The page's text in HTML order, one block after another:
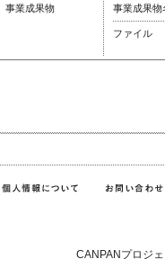
事業成果物 事業成果物
ファイル
CANPANプロジ